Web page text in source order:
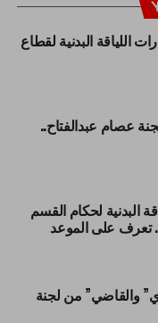
اللياقة البدنية لقطاع
عصام عبدالفتاح..
البدنية لحكام القسم
تعرف على الموعد
والقاضي” من لجنة